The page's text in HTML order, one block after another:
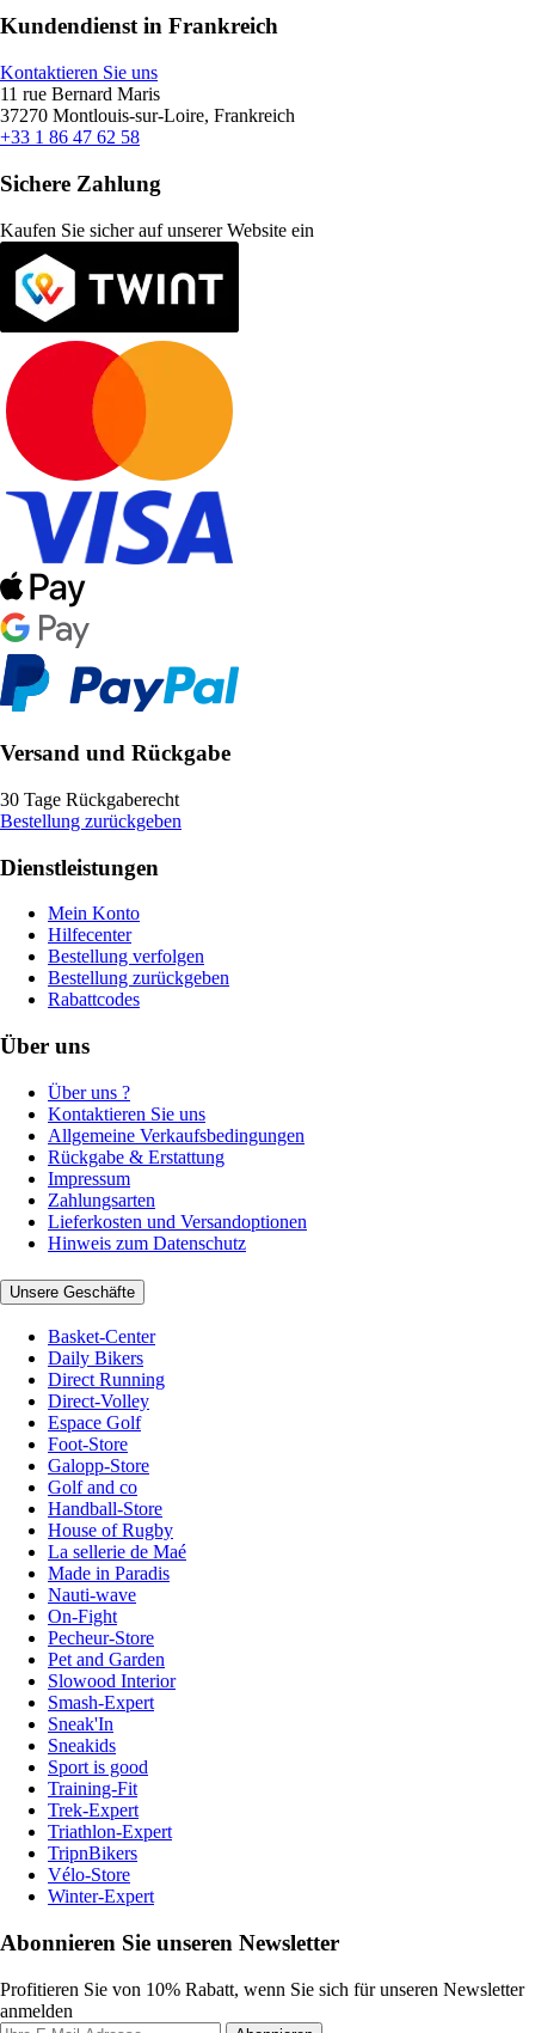
Kundendienst in Frankreich
Kontaktieren Sie uns
11 rue Bernard Maris
37270 Montlouis-sur-Loire, Frankreich
+33 1 86 47 62 58
Sichere Zahlung
Kaufen Sie sicher auf unserer Website ein
Versand und Rückgabe
30 Tage Rückgaberecht
Bestellung zurückgeben
Dienstleistungen
Mein Konto
Hilfecenter
Bestellung verfolgen
Bestellung zurückgeben
Rabattcodes
Über uns
Über uns ?
Kontaktieren Sie uns
Allgemeine Verkaufsbedingungen
Rückgabe & Erstattung
Impressum
Zahlungsarten
Lieferkosten und Versandoptionen
Hinweis zum Datenschutz
Unsere Geschäfte
Basket-Center
Daily Bikers
Direct Running
Direct-Volley
Espace Golf
Foot-Store
Galopp-Store
Golf and co
Handball-Store
House of Rugby
La sellerie de Maé
Made in Paradis
Nauti-wave
On-Fight
Pecheur-Store
Pet and Garden
Slowood Interior
Smash-Expert
Sneak'In
Sneakids
Sport is good
Training-Fit
Trek-Expert
Triathlon-Expert
TripnBikers
Vélo-Store
Winter-Expert
Abonnieren Sie unseren Newsletter
Profitieren Sie von 10% Rabatt, wenn Sie sich für unseren Newsletter
anmelden